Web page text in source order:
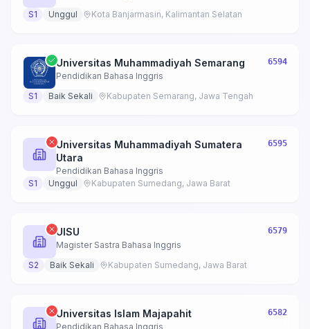
S1 Unggul Kota Banjarmasin, Kalimantan Selatan
Universitas Muhammadiyah Semarang
Pendidikan Bahasa Inggris
6594
S1 Baik Sekali Kabupaten Semarang, Jawa Tengah
Universitas Muhammadiyah Sumatera
Utara
Pendidikan Bahasa Inggris
6595
S1 Unggul Kabupaten Sumedang, Jawa Barat
UISU
Magister Sastra Bahasa Inggris
6579
S2 Baik Sekali Kabupaten Sumedang, Jawa Barat
Universitas Islam Majapahit
Pendidikan Bahasa Inggris
6582